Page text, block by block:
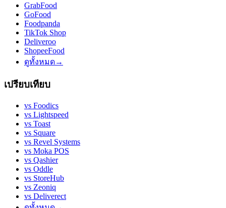
GrabFood
GoFood
Foodpanda
TikTok Shop
Deliveroo
ShopeeFood
ดูทั้งหมด→
เปรียบเทียบ
vs Foodics
vs Lightspeed
vs Toast
vs Square
vs Revel Systems
vs Moka POS
vs Qashier
vs Oddle
vs StoreHub
vs Zeoniq
vs Deliverect